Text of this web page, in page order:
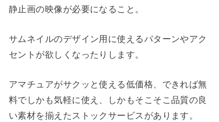
静止画の映像が必要になること。
サムネイルのデザイン用に使えるパターンやアク
セントが欲しくなったりします。
アマチュアがサクッと使える低価格、できれば無
料でしかも気軽に使え、しかもそこそこ品質の良
い素材を揃えたストックサービスがあります。